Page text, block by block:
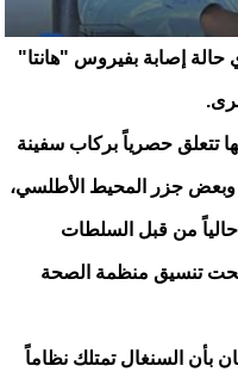
حالة إصابة بفيروس "هانتا"
تتعلق حصرياً بركاب سفينة
وبعض جزر المحيط الأطلسي،
من قبل السلطات
تحت تنسيق منظمة الصحة
بأن السنغال تمتلك نظاماً